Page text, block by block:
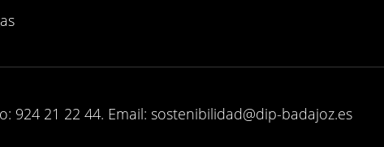
924 21 22 44. Email: sostenibilidad@dip-badajoz.es